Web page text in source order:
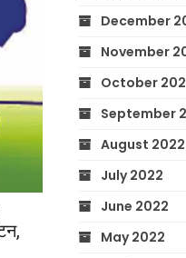
December
November
October
September
August 2022
July 2022
June 2022
May 2022